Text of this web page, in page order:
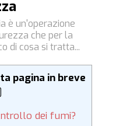
è un'operazione
che per la
di cosa si tratta...
pagina in breve
]
dei fumi?